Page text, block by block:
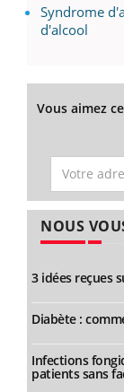
Syndrome
d'alcool
Vous aimez
NOUS
3 idées reçues
Diabète :
Infections
patients sans